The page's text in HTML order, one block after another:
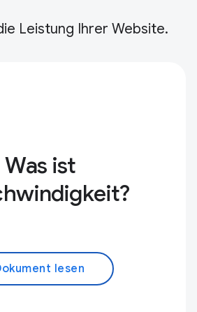
Leistung Ihrer Website.
Was ist
lesen